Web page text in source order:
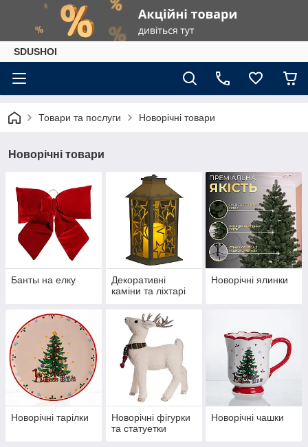
SDUSHOI
Товари та послуги Новорічні товари
Новорічні товари
Банты на елку
Декоративні
каміни та ліхтарі
Новорічні ялинки
Новорічні тарілки
Новорічні фігурки
та статуетки
Новорічні чашки